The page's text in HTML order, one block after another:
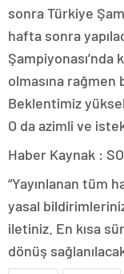
sonra Türkiye
hafta sonra
olmasına rağmen
Beklentimiz
O da azimli ve
Haber Kaynak :
“Yayınlanan tüm
yasal
iletiniz. En kısa
dönüş